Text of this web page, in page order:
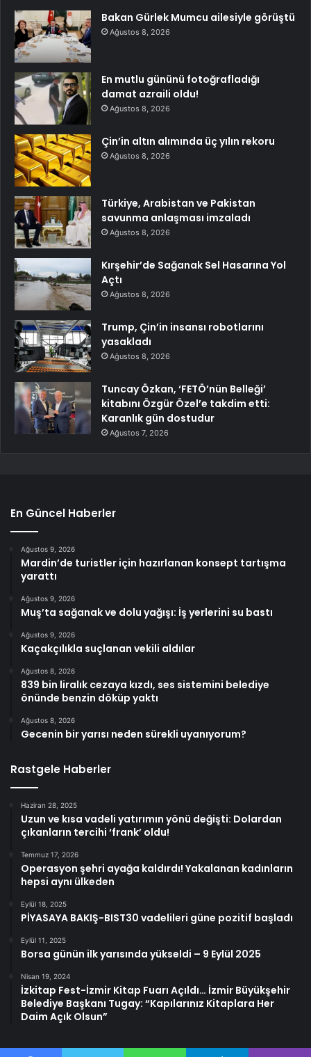
Bakan Gürlek Mumcu ailesiyle görüştü
Ağustos 8, 2026
En mutlu gününü fotoğrafladığı
damat azraili oldu!
Ağustos 8, 2026
Çin’in altın alımında üç yılın rekoru
Ağustos 8, 2026
Türkiye, Arabistan ve Pakistan
savunma anlaşması imzaladı
Ağustos 8, 2026
Kırşehir’de Sağanak Sel Hasarına Yol
Açtı
Ağustos 8, 2026
Trump, Çin’in insansı robotlarını
yasakladı
Ağustos 8, 2026
Tuncay Özkan, ‘FETÖ’nün Belleği’
kitabını Özgür Özel’e takdim etti:
Karanlık gün dostudur
Ağustos 7, 2026
En Güncel Haberler
Ağustos 9, 2026
Mardin’de turistler için hazırlanan konsept tartışma
yarattı
Ağustos 9, 2026
Muş’ta sağanak ve dolu yağışı: İş yerlerini su bastı
Ağustos 9, 2026
Kaçakçılıkla suçlanan vekili aldılar
Ağustos 8, 2026
839 bin liralık cezaya kızdı, ses sistemini belediye
önünde benzin döküp yaktı
Ağustos 8, 2026
Gecenin bir yarısı neden sürekli uyanıyorum?
Rastgele Haberler
Haziran 28, 2025
Uzun ve kısa vadeli yatırımın yönü değişti: Dolardan
çıkanların tercihi ‘frank’ oldu!
Temmuz 17, 2026
Operasyon şehri ayağa kaldırdı! Yakalanan kadınların
hepsi aynı ülkeden
Eylül 18, 2025
PİYASAYA BAKIŞ-BIST30 vadelileri güne pozitif başladı
Eylül 11, 2025
Borsa günün ilk yarısında yükseldi – 9 Eylül 2025
Nisan 19, 2024
İzkitap Fest-İzmir Kitap Fuarı Açıldı… İzmir Büyükşehir
Belediye Başkanı Tugay: “Kapılarınız Kitaplara Her
Daim Açık Olsun”